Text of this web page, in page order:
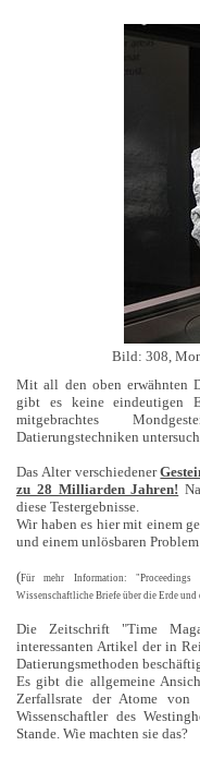
Bild: 308,
Mit all den oben erwähnten
gibt es keine eindeutigen
mitgebrachtes
Datierungstechniken
Das Alter verschiedener
zu 28 Milliarden Jahren!
diese Testergebnisse.
Wir haben es hier mit einem
und einem unlösbaren
(Für mehr Information:
Wissenschaftliche Briefe über die Erde und
Die Zeitschrift "Time
interessanten Artikel der in
Datierungsmethoden
Es gibt die allgemeine
Zerfallsrate der Atome von
Wissenschaftler des
Stande. Wie machten sie das?